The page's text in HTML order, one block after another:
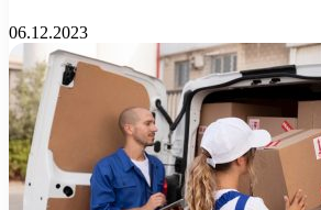
06.12.2023